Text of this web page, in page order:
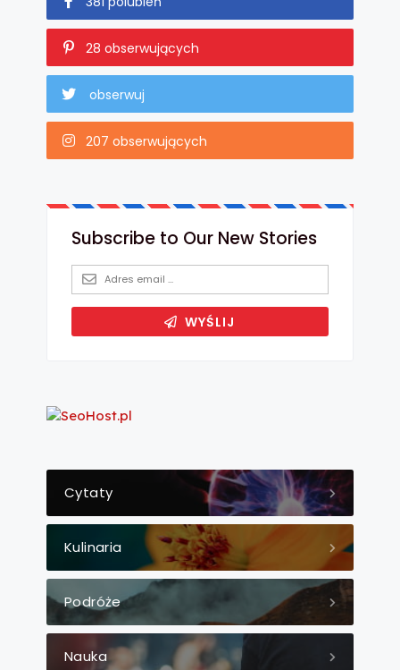
28 obserwujących
obserwuj
207 obserwujących
Cytaty
Kulinaria
Podróże
Nauka